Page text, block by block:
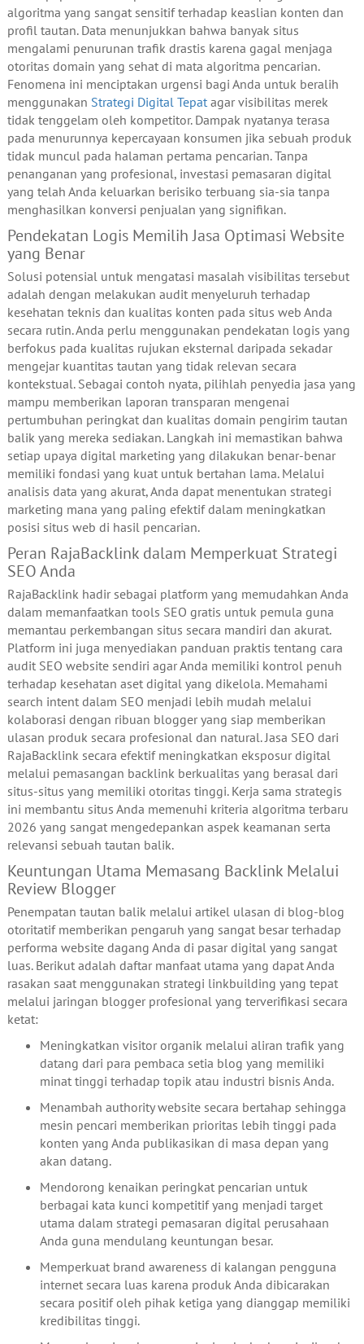
algoritma yang sangat sensitif terhadap keaslian konten dan
profil tautan. Data menunjukkan bahwa banyak situs
mengalami penurunan trafik drastis karena gagal menjaga
otoritas domain yang sehat di mata algoritma pencarian.
Fenomena ini menciptakan urgensi bagi Anda untuk beralih
menggunakan Strategi Digital Tepatagar visibilitas merek
tidak tenggelam oleh kompetitor. Dampak nyatanya terasa
pada menurunnya kepercayaan konsumen jika sebuah produk
tidak muncul pada halaman pertama pencarian. Tanpa
penanganan yang profesional, investasi pemasaran digital
yang telah Anda keluarkan berisiko terbuang sia-sia tanpa
menghasilkan konversi penjualan yang signifikan.
Pendekatan Logis Memilih Jasa Optimasi Website
yang Benar
Solusi potensial untuk mengatasi masalah visibilitas tersebut
adalah dengan melakukan audit menyeluruh terhadap
kesehatan teknis dan kualitas konten pada situs web Anda
secara rutin. Anda perlu menggunakan pendekatan logis yang
berfokus pada kualitas rujukan eksternal daripada sekadar
mengejar kuantitas tautan yang tidak relevan secara
kontekstual. Sebagai contoh nyata, pilihlah penyedia jasa yang
mampu memberikan laporan transparan mengenai
pertumbuhan peringkat dan kualitas domain pengirim tautan
balik yang mereka sediakan. Langkah ini memastikan bahwa
setiap upaya digital marketing yang dilakukan benar-benar
memiliki fondasi yang kuat untuk bertahan lama. Melalui
analisis data yang akurat, Anda dapat menentukan strategi
marketing mana yang paling efektif dalam meningkatkan
posisi situs web di hasil pencarian.
Peran RajaBacklink dalam Memperkuat Strategi
SEO Anda
RajaBacklink hadir sebagai platform yang memudahkan Anda
dalam memanfaatkan tools SEO gratis untuk pemula guna
memantau perkembangan situs secara mandiri dan akurat.
Platform ini juga menyediakan panduan praktis tentang cara
audit SEO website sendiri agar Anda memiliki kontrol penuh
terhadap kesehatan aset digital yang dikelola. Memahami
search intent dalam SEO menjadi lebih mudah melalui
kolaborasi dengan ribuan blogger yang siap memberikan
ulasan produk secara profesional dan natural. Jasa SEO dari
RajaBacklink secara efektif meningkatkan eksposur digital
melalui pemasangan backlink berkualitas yang berasal dari
situs-situs yang memiliki otoritas tinggi. Kerja sama strategis
ini membantu situs Anda memenuhi kriteria algoritma terbaru
2026 yang sangat mengedepankan aspek keamanan serta
relevansi sebuah tautan balik.
Keuntungan Utama Memasang Backlink Melalui
Review Blogger
Penempatan tautan balik melalui artikel ulasan di blog-blog
otoritatif memberikan pengaruh yang sangat besar terhadap
performa website dagang Anda di pasar digital yang sangat
luas. Berikut adalah daftar manfaat utama yang dapat Anda
rasakan saat menggunakan strategi linkbuilding yang tepat
melalui jaringan blogger profesional yang terverifikasi secara
ketat:
Meningkatkan visitor organik melalui aliran trafik yang
datang dari para pembaca setia blog yang memiliki
minat tinggi terhadap topik atau industri bisnis Anda.
Menambah authority website secara bertahap sehingga
mesin pencari memberikan prioritas lebih tinggi pada
konten yang Anda publikasikan di masa depan yang
akan datang.
Mendorong kenaikan peringkat pencarian untuk
berbagai kata kunci kompetitif yang menjadi target
utama dalam strategi pemasaran digital perusahaan
Anda guna mendulang keuntungan besar.
Memperkuat brand awareness di kalangan pengguna
internet secara luas karena produk Anda dibicarakan
secara positif oleh pihak ketiga yang dianggap memiliki
kredibilitas tinggi.